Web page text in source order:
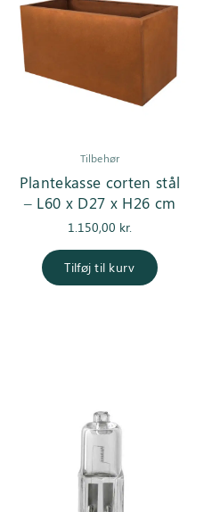
Tilbehør
Plantekasse corten stål
– L60 x D27 x H26 cm
1.150,00 kr.
Tilføj til kurv